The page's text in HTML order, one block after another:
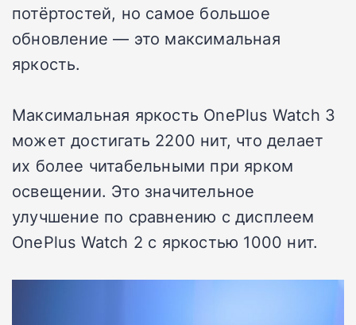
потёртостей, но самое большое
обновление — это максимальная
яркость.
Максимальная яркость OnePlus Watch 3
может достигать 2200 нит, что делает
их более читабельными при ярком
освещении. Это значительное
улучшение по сравнению с дисплеем
OnePlus Watch 2 с яркостью 1000 нит.